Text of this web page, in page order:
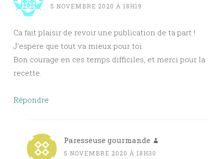
5 NOVEMBRE 2020 À 18H19
Ca fait plaisir de revoir une publication de ta part !
J’espère que tout va mieux pour toi.
Bon courage en ces temps difficiles, et merci pour la
recette.
Répondre
Paresseuse gourmande
5 NOVEMBRE 2020 À 18H30